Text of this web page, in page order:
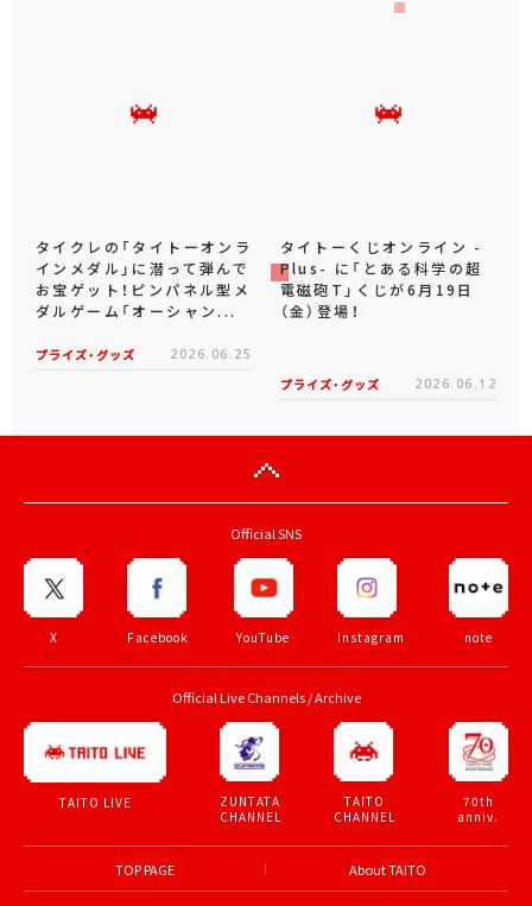
タイクレの「タイトーオンラ
インメダル」に潜って弾んで
お宝ゲット！ピンパネル型メ
ダルゲーム「オーシャン...
プライズ・グッズ 2026.06.25
タイトーくじオンライン -
Plus- に「とある科学の超
電磁砲T」くじが6月19日
（金）登場！
プライズ・グッズ 2026.06.12
Official SNS
X Facebook YouTube Instagram note
Official Live Channels / Archive
TAITO LIVE
ZUNTATA
CHANNEL
TAITO
CHANNEL
70th
anniv.
TOP PAGE About TAITO